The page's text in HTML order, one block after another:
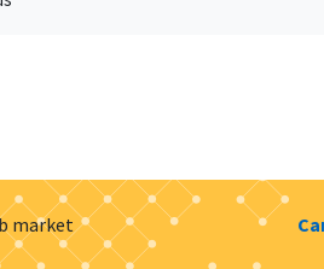
market